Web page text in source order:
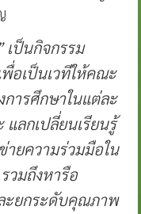
เป็นกิจกรรม
อเป็นเวทีให้คณะ
ารศึกษาในแต่ละ
ลกเปลี่ยนเรียนรู้
ายความร่วมมือใน
วมถึงหารือ
ะยกระดับคุณภาพ